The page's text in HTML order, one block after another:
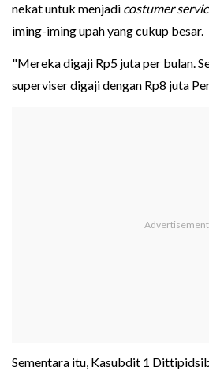
nekat untuk menjadi costumer
iming-iming upah yang cukup besar.
"Mereka digaji Rp5 juta per bulan.
superviser digaji dengan Rp8 juta
Sementara itu, Kasubdit 1